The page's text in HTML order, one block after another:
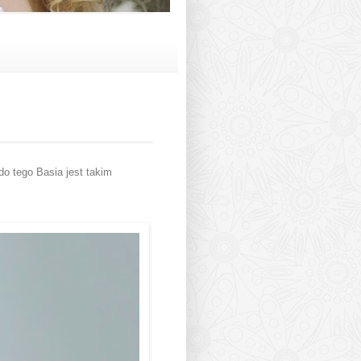
tego Basia jest takim